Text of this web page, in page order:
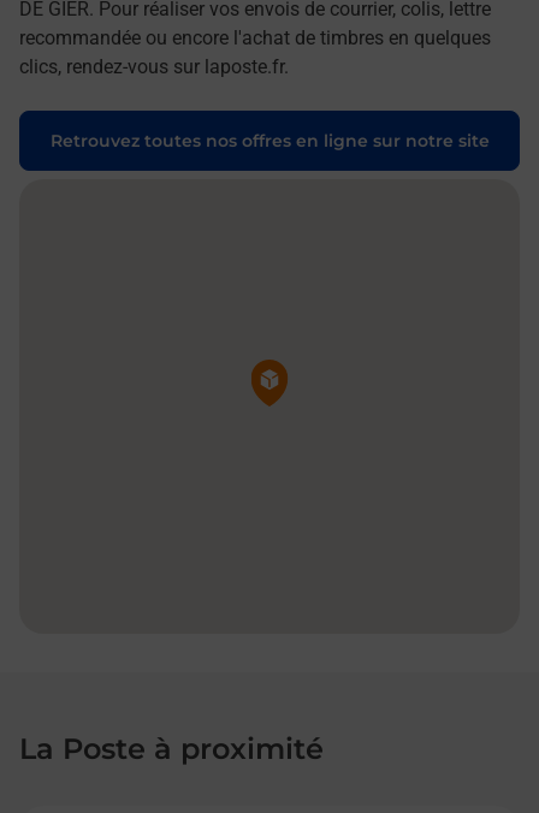
DE GIER. Pour réaliser vos envois de courrier, colis, lettre
recommandée ou encore l'achat de timbres en quelques
clics, rendez-vous sur laposte.fr.
Retrouvez toutes nos offres en ligne sur notre site
Pin de la carte
La Poste à proximité